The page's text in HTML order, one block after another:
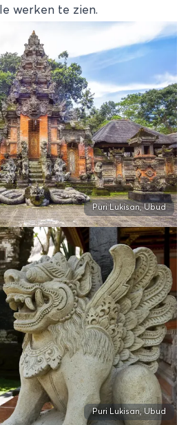
werken te zien.
Puri Lukisan, Ubud
Puri Lukisan, Ubud